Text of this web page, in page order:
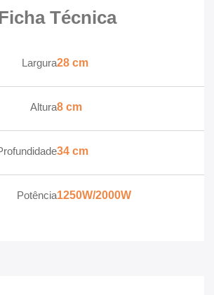
Técnica
28 cm
Largura
8 cm
Altura
34 cm
1250W/2000W
Potência